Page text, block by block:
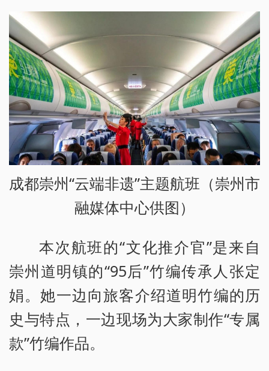
成都崇州“云端非遗”主题航班（崇州市
融媒体中心供图）
本次航班的“文化推介官”是来自
崇州道明镇的“95后”竹编传承人张定
娟。她一边向旅客介绍道明竹编的历
史与特点，一边现场为大家制作“专属
款”竹编作品。